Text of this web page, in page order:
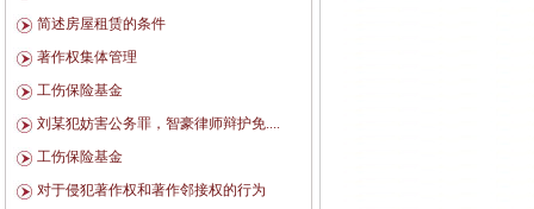
简述房屋租赁的条件
著作权集体管理
工伤保险基金
刘某犯妨害公务罪，智豪律师辩护免....
工伤保险基金
对于侵犯著作权和著作邻接权的行为